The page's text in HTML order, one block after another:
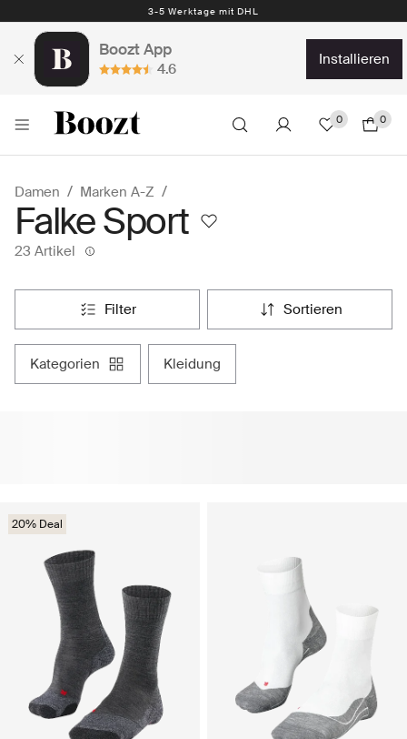
3-5 Werktage mit DHL
Boozt App
4.6
installieren
0 0
Damen Marken A-Z
Falke Sport
23 Artikel
filter sortieren
kategorien kleidung
20% Deal